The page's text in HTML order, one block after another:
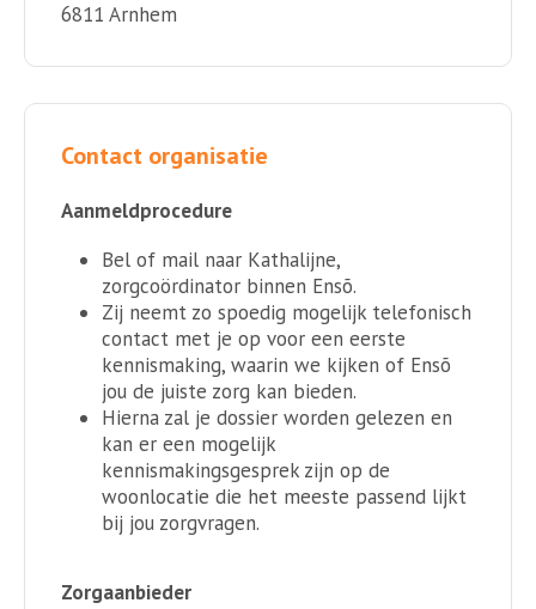
6811 Arnhem
Contact organisatie
Aanmeldprocedure
Bel of mail naar Kathalijne,
zorgcoördinator binnen Ensõ.
Zij neemt zo spoedig mogelijk telefonisch
contact met je op voor een eerste
kennismaking, waarin we kijken of Ensõ
jou de juiste zorg kan bieden.
Hierna zal je dossier worden gelezen en
kan er een mogelijk
kennismakingsgesprek zijn op de
woonlocatie die het meeste passend lijkt
bij jou zorgvragen.
Zorgaanbieder